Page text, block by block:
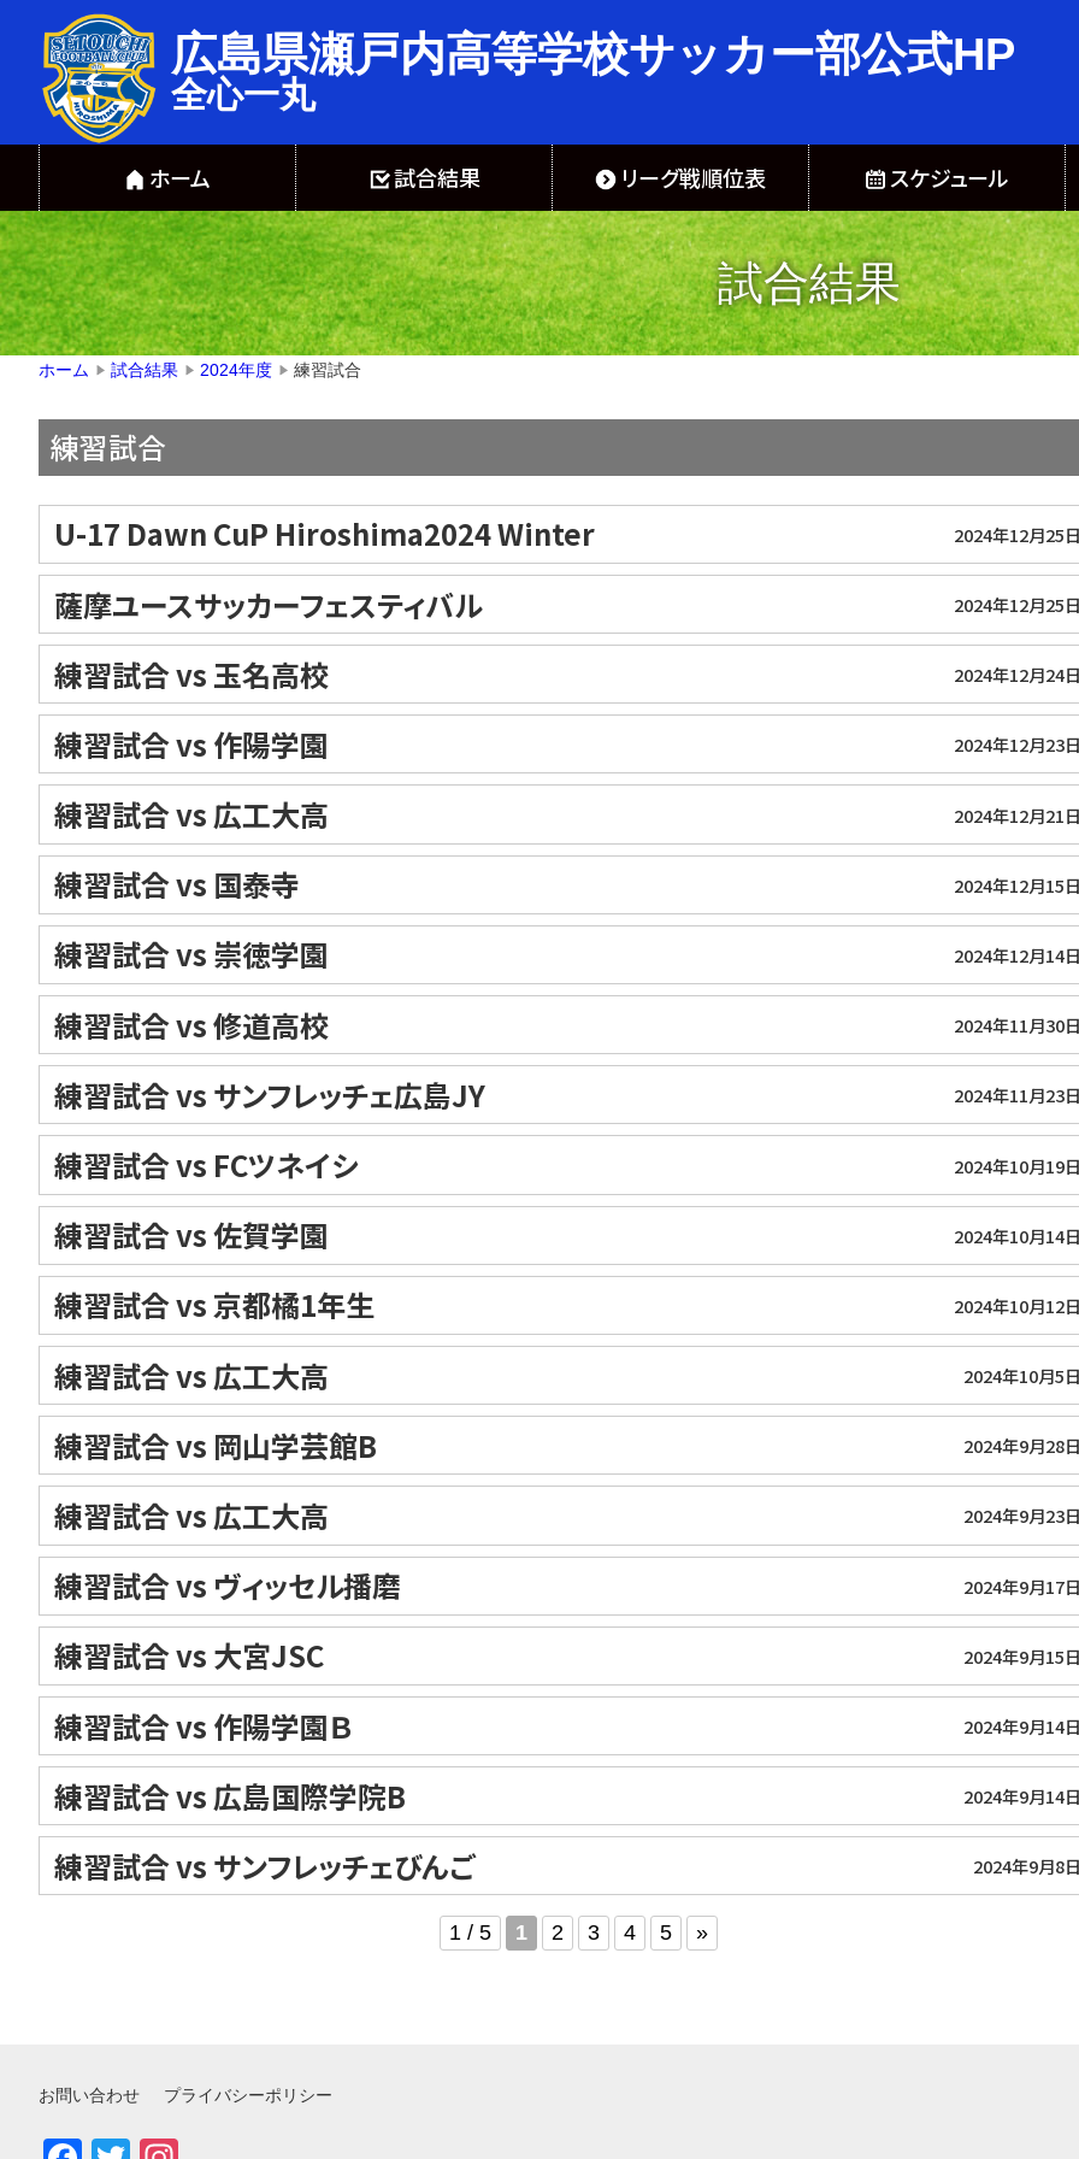
広島県瀬戸内高等学校サッカー部公式HP
全心一丸
ホーム 試合結果 リーグ戦順位表 スケジュール
試合結果
ホーム ▶ 試合結果 ▶ 2024年度 ▶ 練習試合
練習試合
U-17 Dawn CuP Hiroshima2024 Winter 2024年12月25日
薩摩ユースサッカーフェスティバル 2024年12月25日
練習試合 vs 玉名高校 2024年12月24日
練習試合 vs 作陽学園 2024年12月23日
練習試合 vs 広工大高 2024年12月21日
練習試合 vs 国泰寺 2024年12月15日
練習試合 vs 崇徳学園 2024年12月14日
練習試合 vs 修道高校 2024年11月30日
練習試合 vs サンフレッチェ広島JY 2024年11月23日
練習試合 vs FCツネイシ 2024年10月19日
練習試合 vs 佐賀学園 2024年10月14日
練習試合 vs 京都橘1年生 2024年10月12日
練習試合 vs 広工大高 2024年10月5日
練習試合 vs 岡山学芸館B 2024年9月28日
練習試合 vs 広工大高 2024年9月23日
練習試合 vs ヴィッセル播磨 2024年9月17日
練習試合 vs 大宮JSC 2024年9月15日
練習試合 vs 作陽学園Ｂ 2024年9月14日
練習試合 vs 広島国際学院B 2024年9月14日
練習試合 vs サンフレッチェびんご 2024年9月8日
1 / 5 1 2 3 4 5 »
お問い合わせ プライバシーポリシー